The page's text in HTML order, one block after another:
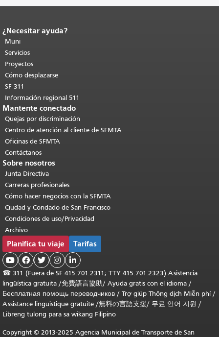
Fin del contenido de la página.
de esta página se repite en todas las
páginas.Volver al principio del
contenido principal
¿Necesitar ayuda?
Muni
Servicios
Proyectos
Cómo desplazarse
SF 311
Información regional 511
Mantente conectado
Quejas por discriminación
Centro de atención al cliente de SFMTA
Oficinas de SFMTA
Contáctanos
Sobre nosotros
Junta Directiva
Carreras profesionales
Cómo hacer negocios con la SFMTA
Ciudad y Condado de San Francisco
Condiciones de uso/Privacidad
Archivo
Planifica tu viaje Tarifas
    
☎ 311 (Fuera de SF 415.701.2311; TTY 415.701.2323) Asistencia
lingüística gratuita /免費語言協助/ Ayuda gratis con el idioma /
Бесплатная помощь переводчиков / Trợ giúp Thông dịch Miễn phí/
Assistance linguistique gratuite /無料の言語支援/ 무료 언어 지원 /
Libreng tulong para sa wikang Filipino
Copyright © 2013-2025 Agencia Municipal de Transporte de San